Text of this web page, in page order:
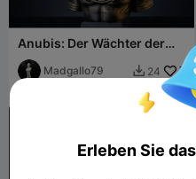
Anubis: Der Wächter der
Unterwelt (Premium-
Detail-Büste)
Madgallo79  24 7
Erleben Sie